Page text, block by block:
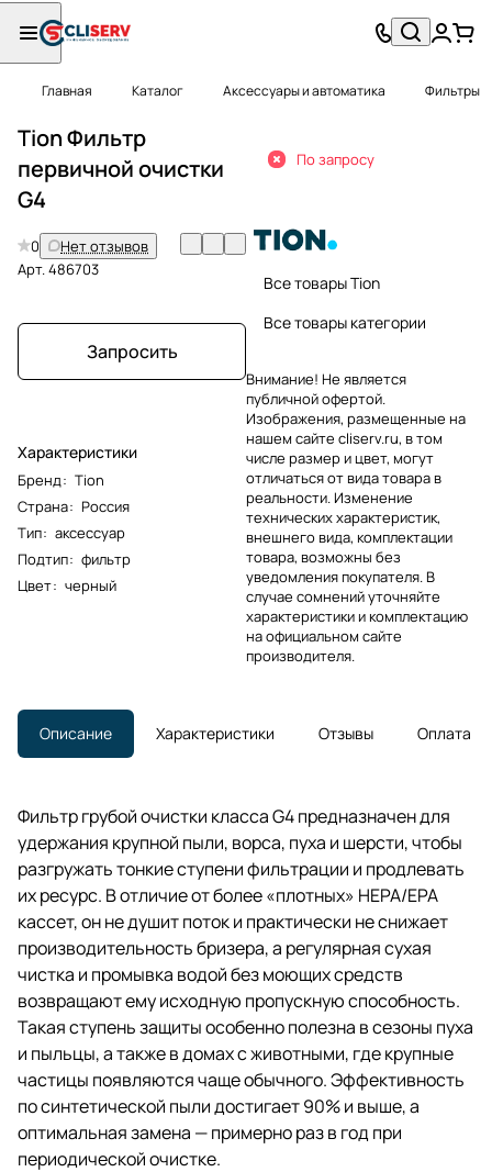
Главная Каталог Аксессуары и автоматика Фильтры
Tion Фильтр
первичной очистки
G4
0
Нет отзывов
Арт.486703
Запросить
Характеристики
Бренд: Tion
Страна: Россия
Тип: аксессуар
Подтип: фильтр
Цвет: черный
По запросу
Все товары Tion
Все товары категории
Внимание! Не является
публичной офертой.
Изображения, размещенные на
нашем сайте cliserv.ru, в том
числе размер и цвет, могут
отличаться от вида товара в
реальности. Изменение
технических характеристик,
внешнего вида, комплектации
товара, возможны без
уведомления покупателя. В
случае сомнений уточняйте
характеристики и комплектацию
на официальном сайте
производителя.
Описание Характеристики Отзывы Оплата
Фильтр грубой очистки класса G4 предназначен для
удержания крупной пыли, ворса, пуха и шерсти, чтобы
разгружать тонкие ступени фильтрации и продлевать
их ресурс. В отличие от более «плотных» HEPA/EPA
кассет, он не душит поток и практически не снижает
производительность бризера, а регулярная сухая
чистка и промывка водой без моющих средств
возвращают ему исходную пропускную способность.
Такая ступень защиты особенно полезна в сезоны пуха
и пыльцы, а также в домах с животными, где крупные
частицы появляются чаще обычного. Эффективность
по синтетической пыли достигает 90% и выше, а
оптимальная замена — примерно раз в год при
периодической очистке.